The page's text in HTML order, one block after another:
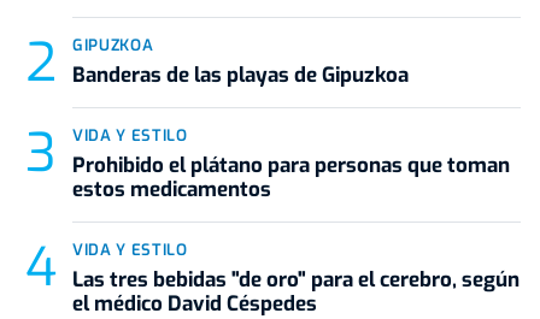
GIPUZKOA
Banderas de las playas de Gipuzkoa
VIDA Y ESTILO
Prohibido el plátano para personas que toman
estos medicamentos
VIDA Y ESTILO
Las tres bebidas "de oro" para el cerebro, según
el médico David Céspedes